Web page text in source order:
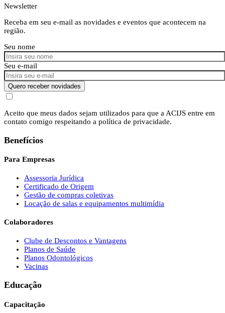
Newsletter
Receba em seu e-mail as novidades e eventos que acontecem na
região.
Seu nome
Seu e-mail
Quero receber novidades
Aceito que meus dados sejam utilizados para que a ACIJS entre em
contato comigo respeitando a política de privacidade.
Benefícios
Para Empresas
Assessoria Jurídica
Certificado de Origem
Gestão de compras coletivas
Locação de salas e equipamentos multimídia
Colaboradores
Clube de Descontos e Vantagens
Planos de Saúde
Planos Odontológicos
Vacinas
Educação
Capacitação